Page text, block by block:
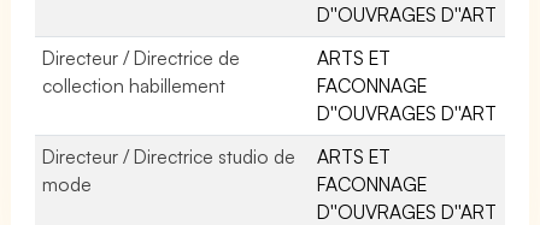
D''OUVRAGES D''ART
Directeur / Directrice de
collection habillement
ARTS ET
FACONNAGE
D''OUVRAGES D''ART
Directeur / Directrice studio de
mode
ARTS ET
FACONNAGE
D''OUVRAGES D''ART